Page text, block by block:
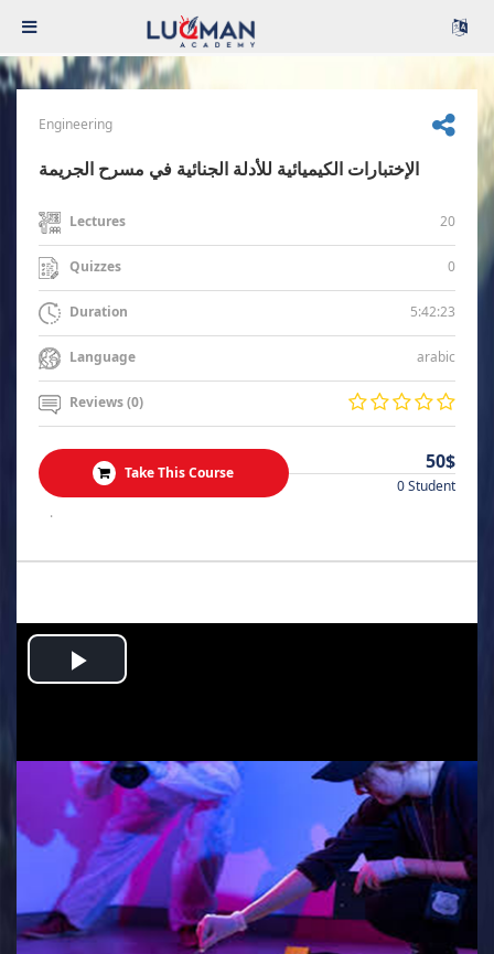
Engineering
الإختبارات الكيميائية للأدلة الجنائية في مسرح الجريمة
Lectures 20
Quizzes 0
Duration 5:42:23
Language arabic
Reviews (0)
Take This Course 50$
0 Student
.
Play